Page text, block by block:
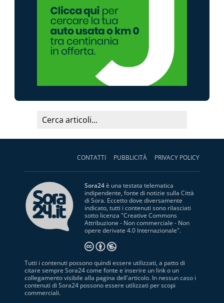
CONTATTI PUBBLICITÀ PRIVACY POLICY
Sora24è una testata telematica
indipendente, fonte di notizie sulla Città
di Sora. Eccetto dove diversamente
indicato, tutti i contenuti sono rilasciati
sotto licenza "Creative Commons
Attribuzione - Non commerciale - Non
opere derivate 4.0 Internazionale".
Tutti i contenuti possono quindi essere utilizzati, a patto di
citare sempre Sora24 come fonte e inserire un link o un
collegamento visibile alla pagina dell'articolo. In nessun caso i
contenuti di Sora24 possono essere utilizzati per scopi
commerciali.